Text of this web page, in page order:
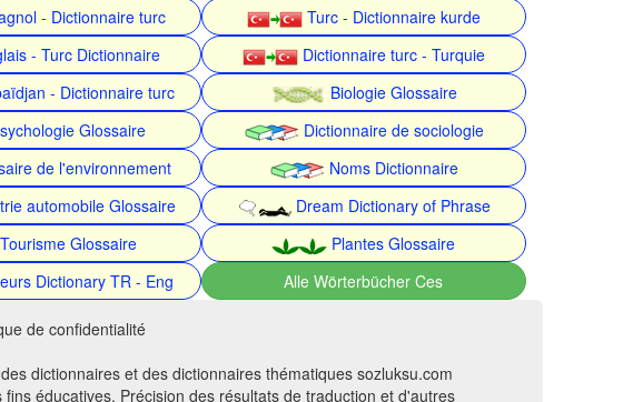
- Dictionnaire turc
Turc - Dictionnaire kurde
- Turc Dictionnaire
Dictionnaire turc - Turquie
- Dictionnaire turc
Biologie Glossaire
Glossaire
Dictionnaire de sociologie
de l'environnement
Noms Dictionnaire
automobile Glossaire
Dream Dictionary of Phrase
Tourisme Glossaire
Plantes Glossaire
Dictionary TR - Eng Alle Wörterbücher Ces
de confidentialité
dictionnaires et des dictionnaires thématiques sozluksu.com
éducatives. Précision des résultats de traduction et d'autres